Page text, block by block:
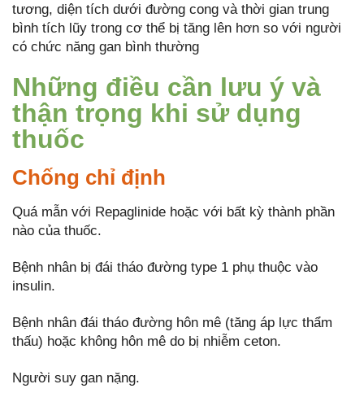
tương, diện tích dưới đường cong và thời gian trung
bình tích lũy trong cơ thể bị tăng lên hơn so với người
có chức năng gan bình thường
Những điều cần lưu ý và
thận trọng khi sử dụng
thuốc
Chống chỉ định
Quá mẫn với Repaglinide hoặc với bất kỳ thành phần
nào của thuốc.
Bệnh nhân bị đái tháo đường type 1 phụ thuộc vào
insulin.
Bệnh nhân đái tháo đường hôn mê (tăng áp lực thẩm
thấu) hoặc không hôn mê do bị nhiễm ceton.
Người suy gan nặng.